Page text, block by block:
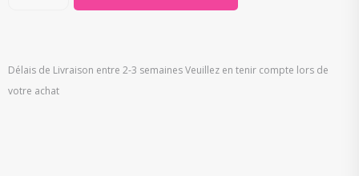
Délais de Livraison entre 2-3 semaines Veuillez en tenir compte lors de
votre achat